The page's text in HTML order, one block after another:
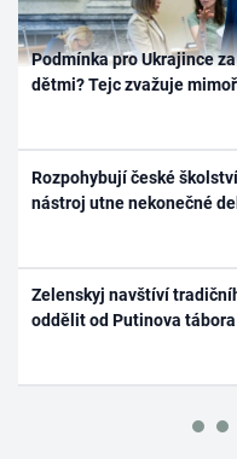
Podmínka pro Ukrajince
dětmi? Tejc zvažuje
Rozpohybují české
nástroj utne nekonečné
Zelenskyj navštíví
oddělit od Putinova tábora